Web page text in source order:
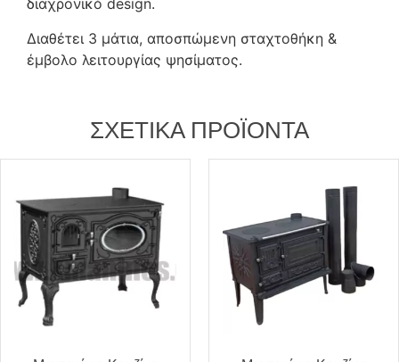
διαχρονικό design.
Διαθέτει 3 μάτια, αποσπώμενη σταχτοθήκη &
έμβολο λειτουργίας ψησίματος.
ΣΧΕΤΙΚΆ ΠΡΟΪΌΝΤΑ